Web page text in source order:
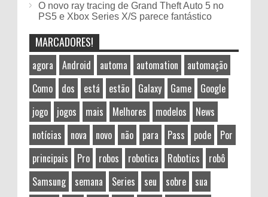
O novo ray tracing de Grand Theft Auto 5 no
PS5 e Xbox Series X/S parece fantástico
MARCADORES!
agora Android automa automation
automação
Como
dos está estão Galaxy Game
Google
jogo
jogos mais Melhores modelos
News
notícias
nova novo não para Pass pode
Por
principais
Pro robos robotica Robotics
robô
Samsung
semana Series seu sobre
sua